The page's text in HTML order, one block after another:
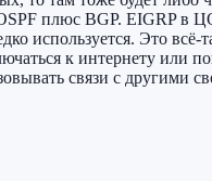
плюс BGP. EIGRP в
используется. Это всё-
к интернету или
связи с другими